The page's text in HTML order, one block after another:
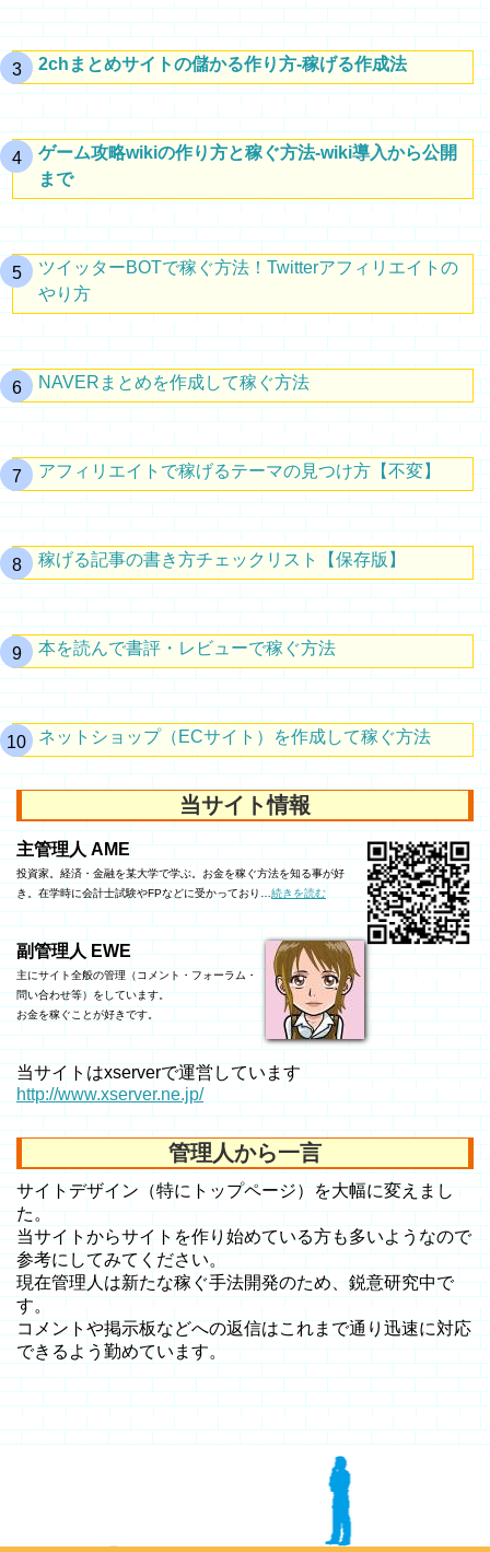
2chまとめサイトの儲かる作り方-稼げる作成法
ゲーム攻略wikiの作り方と稼ぐ方法-wiki導入から公開
まで
ツイッターBOTで稼ぐ方法！Twitterアフィリエイトの
やり方
NAVERまとめを作成して稼ぐ方法
アフィリエイトで稼げるテーマの見つけ方【不変】
稼げる記事の書き方チェックリスト【保存版】
本を読んで書評・レビューで稼ぐ方法
ネットショップ（ECサイト）を作成して稼ぐ方法
当サイト情報
主管理人 AME
投資家。経済・金融を某大学で学ぶ。お金を稼ぐ方法を知る事が好
き。在学時に会計士試験やFPなどに受かっており…続きを読む
副管理人 EWE
主にサイト全般の管理（コメント・フォーラム・
問い合わせ等）をしています。
お金を稼ぐことが好きです。
当サイトはxserverで運営しています
http://www.xserver.ne.jp/
管理人から一言
サイトデザイン（特にトップページ）を大幅に変えまし
た。
当サイトからサイトを作り始めている方も多いようなので
参考にしてみてください。
現在管理人は新たな稼ぐ手法開発のため、鋭意研究中で
す。
コメントや掲示板などへの返信はこれまで通り迅速に対応
できるよう勤めています。